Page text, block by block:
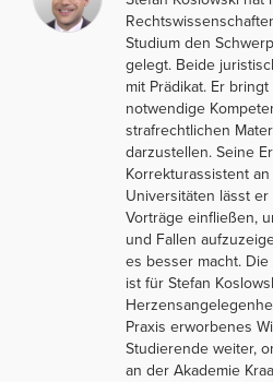
Studium den
gelegt. Beide
mit Prädikat. Er
notwendige
strafrechtlichen
darzustellen. Seine
Korrekturassistent
Universitäten lässt
Vorträge einfließen,
und Fallen
es besser macht.
ist für Stefan
Praxis erworbenes
Studierende weiter,
an der Akademie